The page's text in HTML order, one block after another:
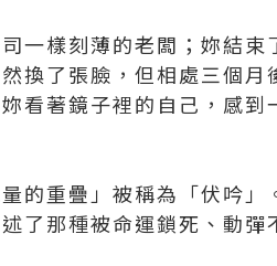
一樣刻薄的老闆；妳結
換了張臉，但相處三個
看著鏡子裡的自己，感
的重疊」被稱為「伏吟
了那種被命運鎖死、動彈